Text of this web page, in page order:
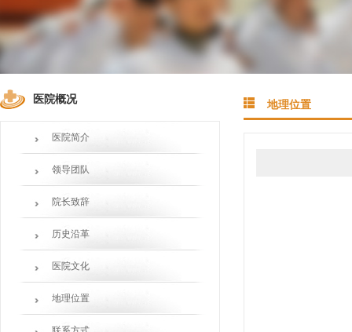
医院概况
医院简介
领导团队
院长致辞
历史沿革
医院文化
地理位置
地理位置